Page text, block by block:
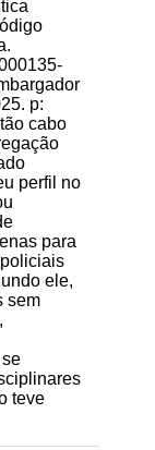
p:
cabo
perfil no
para
ele,
sem
teve